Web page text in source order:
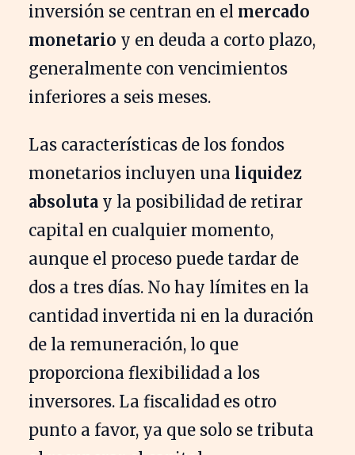
inversión se centran en el mercado
monetario y en deuda a corto plazo,
generalmente con vencimientos
inferiores a seis meses.
Las características de los fondos
monetarios incluyen una liquidez
absoluta y la posibilidad de retirar
capital en cualquier momento,
aunque el proceso puede tardar de
dos a tres días. No hay límites en la
cantidad invertida ni en la duración
de la remuneración, lo que
proporciona flexibilidad a los
inversores. La fiscalidad es otro
punto a favor, ya que solo se tributa